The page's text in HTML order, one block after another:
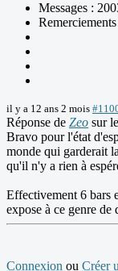
Messages :
il y a 12 ans 2 mois
Réponse de Zeo sur
Bravo pour l'état
monde qui garderait
qu'il n'y a rien à
Effectivement 6 bars
expose à ce genre de
Connexion ou Créer